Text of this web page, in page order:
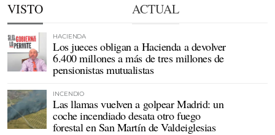
VISTO ACTUAL
HACIENDA
Los jueces obligan a Hacienda a devolver
6.400 millones a más de tres millones de
pensionistas mutualistas
INCENDIO
Las llamas vuelven a golpear Madrid: un
coche incendiado desata otro fuego
forestal en San Martín de Valdeiglesias